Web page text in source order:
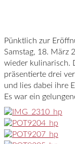
Pünktlich zur
Samstag, 18. März
wieder kulinarisch.
präsentierte drei
und lies dabei ihre
Es war ein